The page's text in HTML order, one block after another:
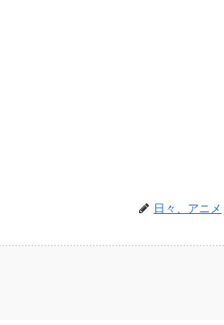
日々、アニメ